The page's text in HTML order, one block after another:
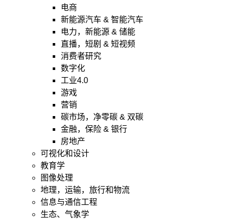
电商
新能源汽车 & 智能汽车
电力，新能源 & 储能
直播，短剧 & 短视频
消费者研究
数字化
工业4.0
游戏
营销
碳市场，净零碳 & 双碳
金融，保险 & 银行
房地产
可视化和设计
教育学
图像处理
地理，运输，旅行和物流
信息与通信工程
生态、气象学